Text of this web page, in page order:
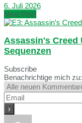
6. Juli 2026
Next Post
Assassin's Creed
Sequenzen
Subscribe
Benachrichtige mich zu: